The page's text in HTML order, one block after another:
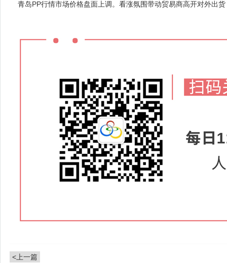
青岛PP行情市场价格盘面上调。看涨氛围带动贸易商高开对外出
<上一篇